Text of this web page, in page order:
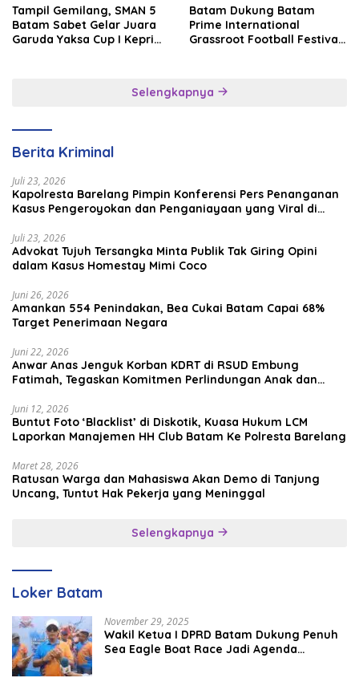
Tampil Gemilang, SMAN 5
Batam Sabet Gelar Juara
Garuda Yaksa Cup I Kepri
Batam Dukung Batam
Prime International
Grassroot Football Festival
Brunei–Malaysia
Selengkapnya
Berita Kriminal
Juli 23, 2026
Kapolresta Barelang Pimpin Konferensi Pers Penanganan
Kasus Pengeroyokan dan Penganiayaan yang Viral di
Juli 23, 2026
Advokat Tujuh Tersangka Minta Publik Tak Giring Opini
dalam Kasus Homestay Mimi Coco
Juni 26, 2026
Amankan 554 Penindakan, Bea Cukai Batam Capai 68%
Target Penerimaan Negara
Juni 22, 2026
Anwar Anas Jenguk Korban KDRT di RSUD Embung
Fatimah, Tegaskan Komitmen Perlindungan Anak dan
Juni 12, 2026
Buntut Foto ‘Blacklist’ di Diskotik, Kuasa Hukum LCM
Laporkan Manajemen HH Club Batam Ke Polresta Barelang
Maret 28, 2026
Ratusan Warga dan Mahasiswa Akan Demo di Tanjung
Uncang, Tuntut Hak Pekerja yang Meninggal
Selengkapnya
Loker Batam
November 29, 2025
Wakil Ketua I DPRD Batam Dukung Penuh
Sea Eagle Boat Race Jadi Agenda